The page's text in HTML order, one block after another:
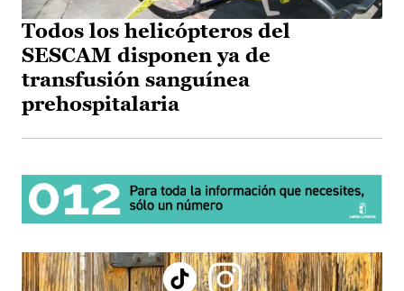
Todos los helicópteros del
SESCAM disponen ya de
transfusión sanguínea
prehospitalaria